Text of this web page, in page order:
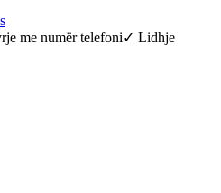
me numër telefoni✓ Lidhje